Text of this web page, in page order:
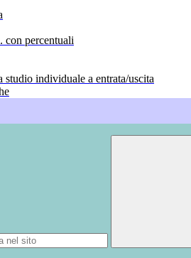
con percentuali
studio individuale a entrata/uscita